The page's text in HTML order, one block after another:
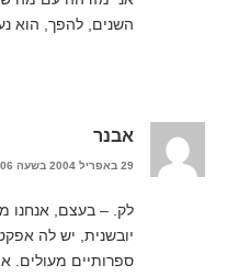
השנים, להפך, הוא
אבנר
29 באפריל 2004 בשעה 10:06
לק. – בעצם, אנחנו
יובשנית, יש לה
ספרותיים מעולים.